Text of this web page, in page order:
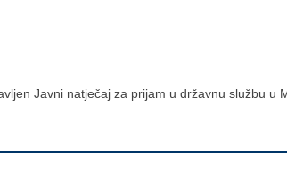
Javni natječaj za prijam u državnu službu u